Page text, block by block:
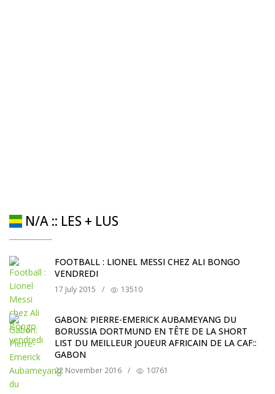
N/A :: LES + LUS
FOOTBALL : LIONEL MESSI CHEZ ALI BONGO
VENDREDI
17 July 2015 / 13510
GABON: PIERRE-EMERICK AUBAMEYANG DU
BORUSSIA DORTMUND EN TÊTE DE LA SHORT
LIST DU MEILLEUR JOUEUR AFRICAIN DE LA CAF::
GABON
22 November 2016 / 10761